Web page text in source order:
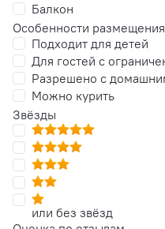
Балкон
Особенности размещения
Подходит для детей
Для гостей с
Разрешено с
Можно курить
Звёзды
или без звёзд